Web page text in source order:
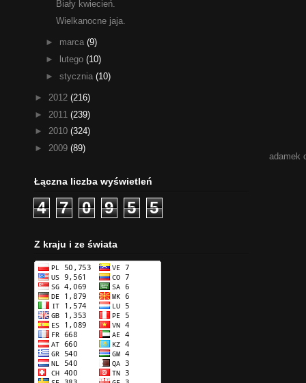
Biały kwiecień.
Wielkanocne jaja.
► marca (9)
►
lutego (10)
► stycznia (10)
► 2012 (216)
► 2011 (239)
► 2010 (324)
► 2009 (89)
Łączna liczba wyświetleń
4 7 0 9 5 5
Z kraju i ze świata
adamek